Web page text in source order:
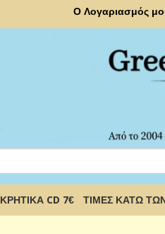
Ο Λογαριασμός
ΚΡΗΤΙΚΑ CD 7€ ΤΙΜΕΣ ΚΑΤΩ